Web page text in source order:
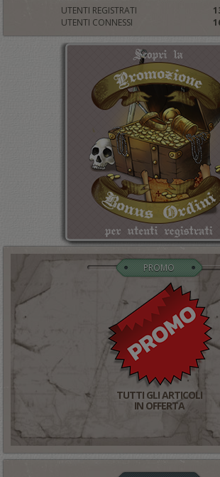
UTENTI REGISTRATI
UTENTI CONNESSI
PROMO
TUTTI GLI ARTICOLI
IN OFFERTA